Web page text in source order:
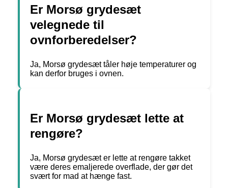
Er Morsø grydesæt
velegnede til
ovnforberedelser?
Ja, Morsø grydesæt tåler høje temperaturer og
kan derfor bruges i ovnen.
Er Morsø grydesæt lette at
rengøre?
Ja, Morsø grydesæt er lette at rengøre takket
være deres emaljerede overflade, der gør det
svært for mad at hænge fast.